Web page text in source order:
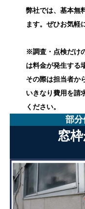
弊社では、基本無
ます。ぜひお気軽
※調査・点検だけ
は料金が発生する
その際は担当者か
いきなり費用を請
ください。
部分
窓